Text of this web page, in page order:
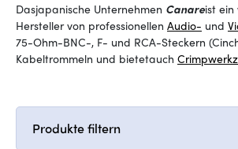
Dasjapanische Unternehmen Canareist
Hersteller von professionellen Audio- und
75-Ohm-BNC-, F- und RCA-Steckern
Kabeltrommeln und bietetauch
Produkte filtern